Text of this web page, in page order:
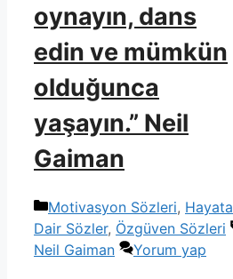
oynayın, dans
edin ve mümkün
olduğunca
yaşayın.” Neil
Gaiman
Kategoriler
Motivasyon Sözleri, Hayata
Dair Sözler, Özgüven Sözleri
Neil Gaiman
Yorum yap